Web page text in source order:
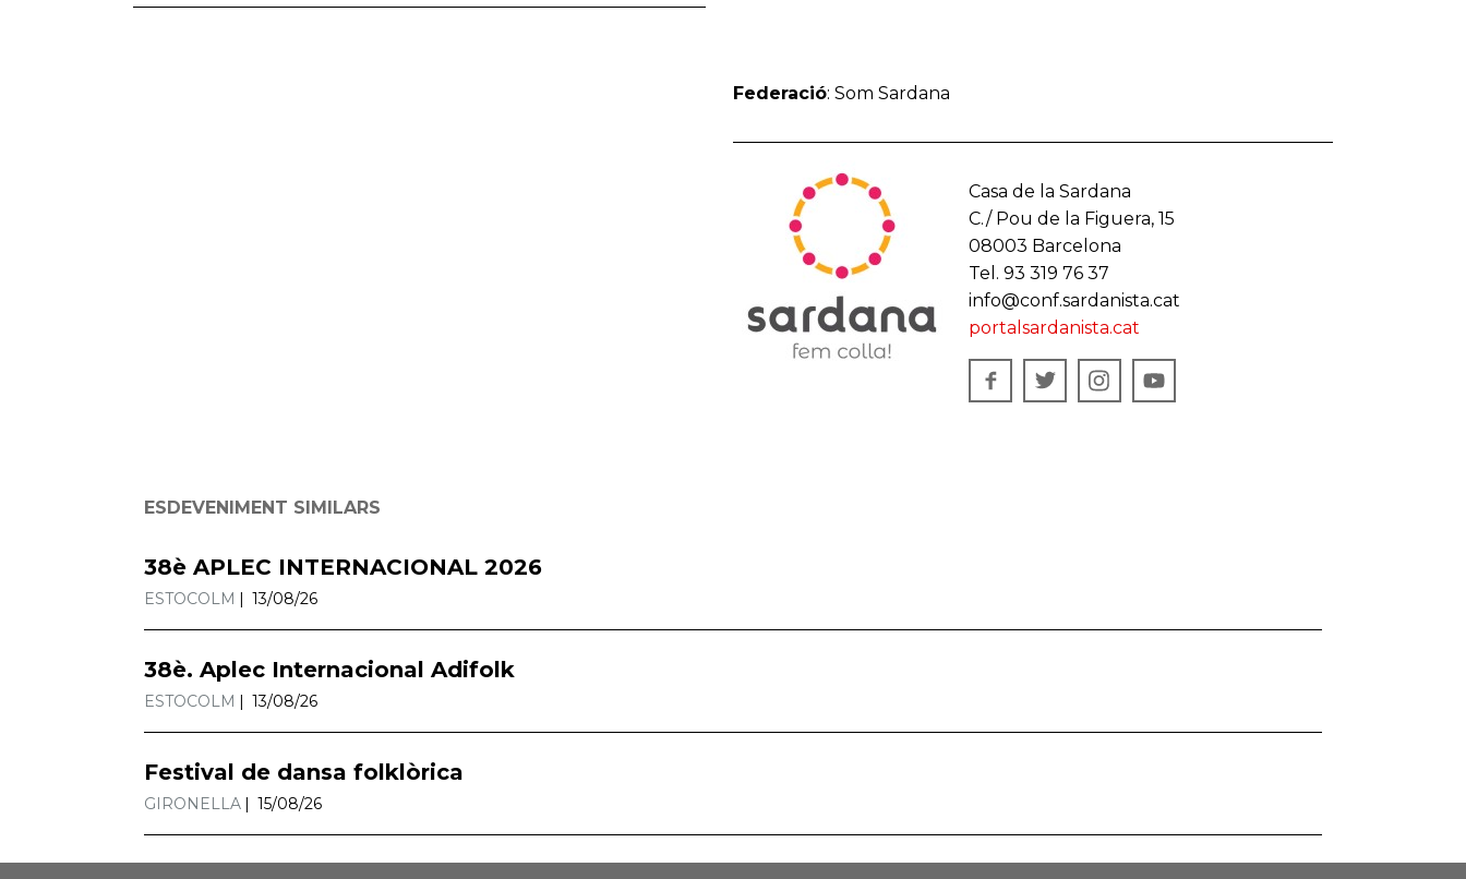
Federació: Som Sardana
Casa de la Sardana
C./ Pou de la Figuera, 15
08003 Barcelona
Tel. 93 319 76 37
info@conf.sardanista.cat
portalsardanista.cat
ESDEVENIMENT SIMILARS
38è APLEC INTERNACIONAL 2026
ESTOCOLM 13/08/26
38è. Aplec Internacional Adifolk
ESTOCOLM 13/08/26
Festival de dansa folklòrica
GIRONELLA 15/08/26